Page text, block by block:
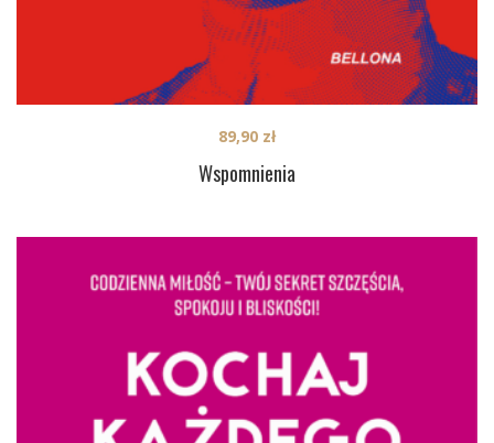
Wspomnienia
89,90 zł